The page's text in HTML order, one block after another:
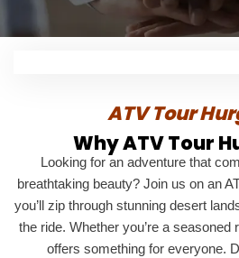
ATV Tour
Why ATV Tour
Looking for an adventure that
breathtaking beauty? Join us on an
you’ll zip through stunning desert
the ride. Whether you’re a seasoned
offers something for everyone.